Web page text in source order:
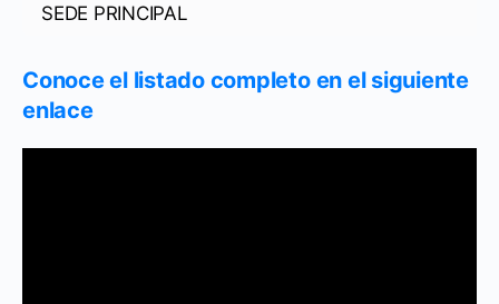
SEDE PRINCIPAL
Conoce el listado completo en el siguiente
enlace